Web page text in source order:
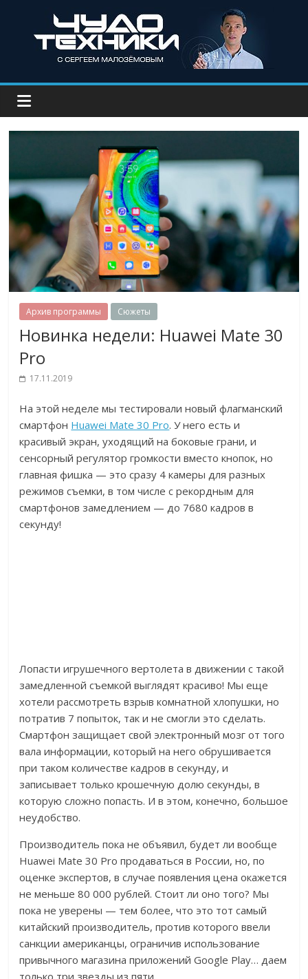
Архив программы Сюжеты
Новинка недели: Huawei Mate 30
Pro
17.11.2019
На этой неделе мы тестировали новый флагманский
смартфон Huawei Mate 30 Pro. У него есть и
красивый экран, уходящий на боковые грани, и
сенсорный регулятор громкости вместо кнопок, но
главная фишка — это сразу 4 камеры для разных
режимов съемки, в том числе с рекордным для
смартфонов замедлением — до 7680 кадров в
секунду!
Лопасти игрушечного вертолета в движении с такой
замедленной съемкой выглядят красиво! Мы еще
хотели рассмотреть взрыв комнатной хлопушки, но
потратив 7 попыток, так и не смогли это сделать.
Смартфон защищает свой электронный мозг от того
вала информации, который на него обрушивается
при таком количестве кадров в секунду, и
записывает только крошечную долю секунды, в
которую сложно попасть. И в этом, конечно, большое
неудобство.
Производитель пока не объявил, будет ли вообще
Huawei Mate 30 Pro продаваться в России, но, по
оценке экспертов, в случае появления цена окажется
не меньше 80 000 рублей. Стоит ли оно того? Мы
пока не уверены — тем более, что это тот самый
китайский производитель, против которого ввели
санкции американцы, ограничив использование
привычного магазина приложений Google Play… даем